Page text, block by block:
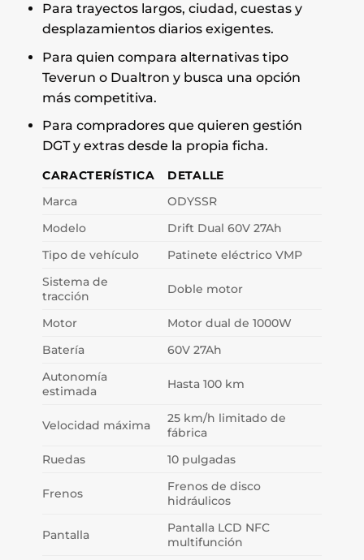
Para trayectos largos, ciudad, cuestas y
desplazamientos diarios exigentes.
Para quien compara alternativas tipo
Teverun o Dualtron y busca una opción
más competitiva.
Para compradores que quieren gestión
DGT y extras desde la propia ficha.
CARACTERÍSTICA
DETALLE
Marca
ODYSSR
Modelo
Drift Dual 60V 27Ah
Tipo de vehículo
Patinete eléctrico VMP
Sistema de
tracción
Doble motor
Motor
Motor dual de 1000W
Batería
60V 27Ah
Autonomía
estimada
Hasta 100 km
Velocidad máxima
25 km/h limitado de
fábrica
Ruedas
10 pulgadas
Frenos
Frenos de disco
hidráulicos
Pantalla
Pantalla LCD NFC
multifunción